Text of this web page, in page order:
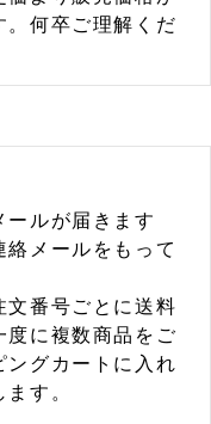
。何卒ご理解くだ
ールが届きます
メールをもって
文番号ごとに送料
度に複数商品をご
ングカートに入れ
す。